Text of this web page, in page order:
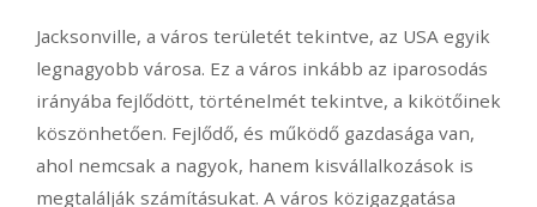
Jacksonville, a város területét tekintve, az USA egyik
legnagyobb városa. Ez a város inkább az iparosodás
irányába fejlődött, történelmét tekintve, a kikötőinek
köszönhetően. Fejlődő, és működő gazdasága van,
ahol nemcsak a nagyok, hanem kisvállalkozások is
megtalálják számításukat. A város közigazgatása